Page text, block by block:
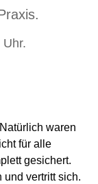
waren
für alle
gesichert.
vertritt sich.